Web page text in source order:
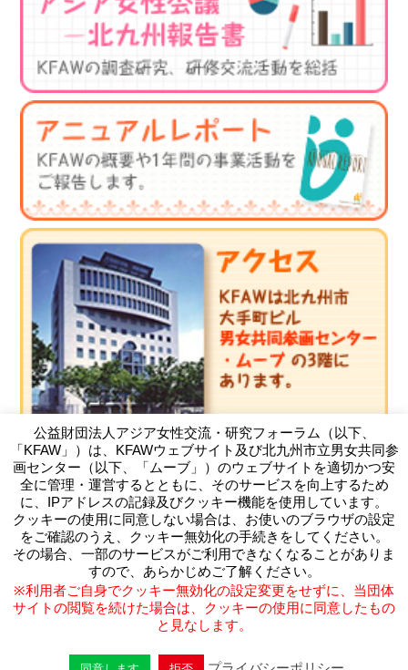
（公財）アジア女性交流・研究フォーラム
Kitakyushu Forum on Asian Women
〒803-0814 北九州市小倉北区大手町11-4北九州市大手町ビ
ル3F
TEL093-583-3434 FAX093-583-5195
公益財団法人アジア女性交流・研究フォーラム（以下、
「KFAW」）は、KFAWウェブサイト及び北九州市立男女共同参
画センター（以下、「ムーブ」）のウェブサイトを適切かつ安
全に管理・運営するとともに、そのサービスを向上するため
に、IPアドレスの記録及びクッキー機能を使用しています。
クッキーの使用に同意しない場合は、お使いのブラウザの設定
をご確認のうえ、クッキー無効化の手続きをしてください。
その場合、一部のサービスがご利用できなくなることがありま
すので、あらかじめご了解ください。
※利用者ご自身でクッキー無効化の設定変更をせずに、当団体
サイトの閲覧を続けた場合は、クッキーの使用に同意したもの
と見なします。